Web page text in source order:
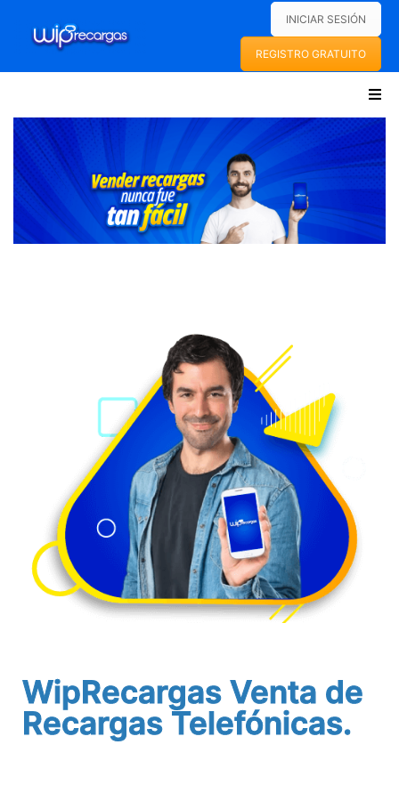
INICIAR SESIÓN
REGISTRO GRATUITO
INICIO
WIPRECARGAS
SOBRE NOSOTROS
FAQS
PINES ELECTRÓNICOS
MOTOWIP-TLAX
CONTACTANOS
CONSULTAR
CUENTAS BANCARIAS
PUBLICIDAD
Buzón de Quejas y Sugerencias
RECARGAS
ELECTRÓNICAS
WipRecargas Venta de
Recargas Telefónicas.